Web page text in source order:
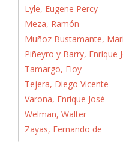
Lyle, Eugene Percy
Meza, Ramón
Muñoz Bustamante,
Piñeyro y Barry, Enrique
Tamargo, Eloy
Tejera, Diego Vicente
Varona, Enrique José
Welman, Walter
Zayas, Fernando de